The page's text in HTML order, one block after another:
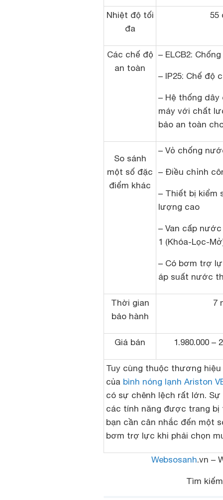
Nhiệt độ tối
đa
55
Các chế độ
an toàn
– ELCB2:
– IP25: Chế độ
– Hệ thống dây
máy với chất
bảo an toàn
So sánh
một số đặc
điểm khác
– Vỏ chống
– Điều chỉnh
– Thiết bị kiểm
lượng cao
– Van cấp
1 (Khóa-Lọc-
– Có bơm trợ
áp suất nước
Thời gian
bảo hành
7
Giá bán 1.980.000 –
Tuy cùng thuộc thương
của bình nóng lạnh Ariston
có sự chênh lệch rất lớn.
các tính năng được trang bị
bạn cần cân nhắc đến một
bơm trợ lực khi phải chọn
Websosanh.vn –
Tìm